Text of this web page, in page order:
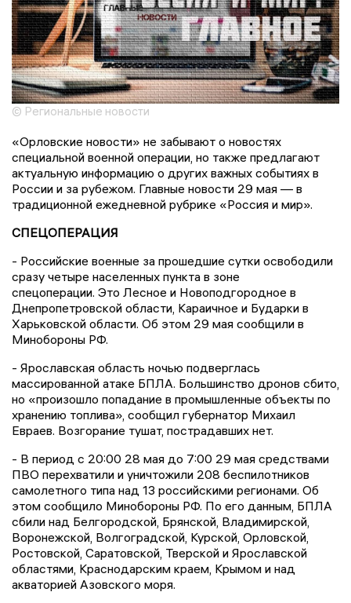
© Региональные новости
«Орловские новости» не забывают о новостях
специальной военной операции, но также предлагают
актуальную информацию о других важных событиях в
России и за рубежом. Главные новости 29 мая — в
традиционной ежедневной рубрике «Россия и мир».
СПЕЦОПЕРАЦИЯ
- Российские военные за прошедшие сутки освободили
сразу четыре населенных пункта в зоне
спецоперации. Это Лесное и Новоподгородное в
Днепропетровской области, Караичное и Бударки в
Харьковской области. Об этом 29 мая сообщили в
Минобороны РФ.
- Ярославская область ночью подверглась
массированной атаке БПЛА. Большинство дронов сбито,
но «произошло попадание в промышленные объекты по
хранению топлива», сообщил губернатор Михаил
Евраев. Возгорание тушат, пострадавших нет.
- В период с 20:00 28 мая до 7:00 29 мая средствами
ПВО перехватили и уничтожили 208 беспилотников
самолетного типа над 13 российскими регионами. Об
этом сообщило Минобороны РФ. По его данным, БПЛА
сбили над Белгородской, Брянской, Владимирской,
Воронежской, Волгоградской, Курской, Орловской,
Ростовской, Саратовской, Тверской и Ярославской
областями, Краснодарским краем, Крымом и над
акваторией Азовского моря.